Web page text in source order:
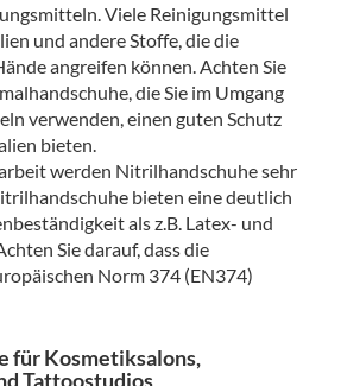
Viele Reinigungsmittel
und andere Stoffe, die die
angreifen können. Achten Sie
die Sie im Umgang
verwenden, einen guten Schutz
bieten.
werden Nitrilhandschuhe sehr
bieten eine deutlich
als z.B. Latex- und
Sie darauf, dass die
Norm 374 (EN374)
für Kosmetiksalons,
Tattoostudios